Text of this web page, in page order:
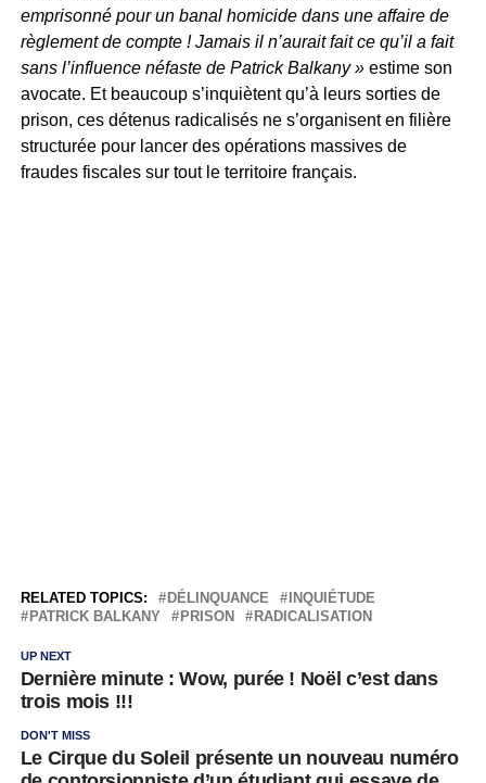
emprisonné pour un banal homicide dans une affaire de
règlement de compte ! Jamais il n’aurait fait ce qu’il a fait
sans l’influence néfaste de Patrick Balkany »estime son
avocate. Et beaucoup s’inquiètent qu’à leurs sorties de
prison, ces détenus radicalisés ne s’organisent en filière
structurée pour lancer des opérations massives de
fraudes fiscales sur tout le territoire français.
RELATED TOPICS: DÉLINQUANCE
INQUIÉTUDE
PATRICK BALKANY
PRISON RADICALISATION
UP NEXT
Dernière minute : Wow, purée ! Noël c’est dans
trois mois !!!
DON'T MISS
Le Cirque du Soleil présente un nouveau numéro